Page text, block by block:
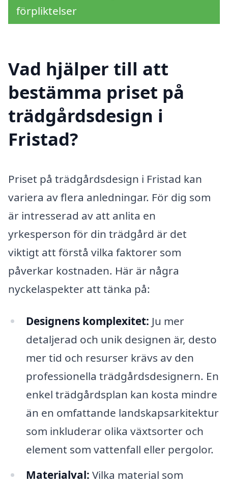
förpliktelser
Vad hjälper till att
bestämma priset på
trädgårdsdesign i
Fristad?
Priset på trädgårdsdesign i Fristad kan
variera av flera anledningar. För dig som
är intresserad av att anlita en
yrkesperson för din trädgård är det
viktigt att förstå vilka faktorer som
påverkar kostnaden. Här är några
nyckelaspekter att tänka på:
Designens komplexitet: Ju mer
detaljerad och unik designen är, desto
mer tid och resurser krävs av den
professionella trädgårdsdesignern. En
enkel trädgårdsplan kan kosta mindre
än en omfattande landskapsarkitektur
som inkluderar olika växtsorter och
element som vattenfall eller pergolor.
Materialval: Vilka material som